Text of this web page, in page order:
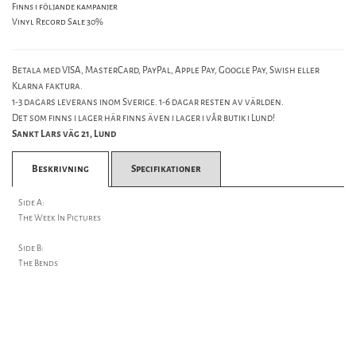
Finns i följande kampanjer
Vinyl Record Sale 30%
Betala med VISA, MasterCard, PayPal, Apple Pay, Google Pay, Swish eller
Klarna faktura.
1-3 dagars leverans inom Sverige. 1-6 dagar resten av världen.
Det som finns i lager här finns även i lager i vår butik i Lund!
Sankt Lars väg 21, Lund
Beskrivning Specifikationer
Side A:
The Week In Pictures
Side B:
The Bends